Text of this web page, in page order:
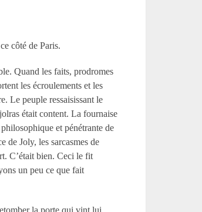
côté de Paris.
Quand les faits, prodromes
les écroulements et les
Le peuple ressaisissant le
était content. La fournaise
et pénétrante de
de Joly, les sarcasmes de
C’était bien. Ceci le fit
un peu ce que fait
la porte qui vint lui